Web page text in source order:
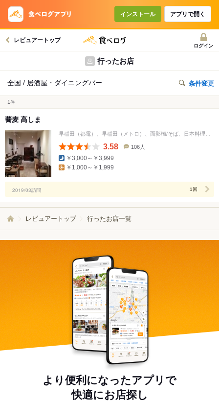
インストール アプリで開く
レビュアートップ
ログイン
行ったお店
全国 / 居酒屋・ダイニングバー 条件変更
1 件
蕎麦 高しま
3.58
数
106人
￥3,000～￥3,999
￥1,000～￥1,999
2019/03訪問 1回
レビュアートップ 行ったお店一覧
より便利になったアプリで
快適にお店探し